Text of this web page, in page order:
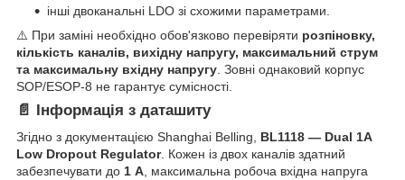
інші двоканальні LDO зі схожими параметрами.
⚠️ При заміні необхідно обов'язково перевіряти розпіновку,
кількість каналів, вихідну напругу, максимальний струм
та максимальну вхідну напругу . Зовні однаковий корпус
SOP/ESOP-8 не гарантує сумісності.
📄 Інформація з даташиту
Згідно з документацією Shanghai Belling, BL1118 — Dual 1A
Low Dropout Regulator. Кожен із двох каналів здатний
забезпечувати до 1 А, максимальна робоча вхідна напруга